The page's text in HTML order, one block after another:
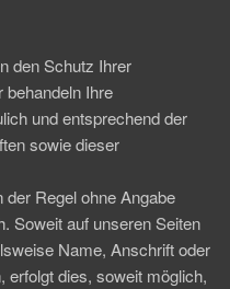
den Schutz Ihrer
behandeln Ihre
und entsprechend der
sowie dieser
Regel ohne Angabe
Soweit auf unseren Seiten
Name, Anschrift oder
erfolgt dies, soweit möglich,